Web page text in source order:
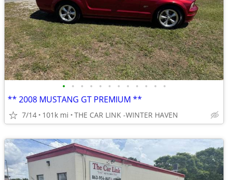
• • • • • • • • • • • •
** 2008 MUSTANG GT PREMIUM **
7/14 101k mi THE CAR LINK -WINTER HAVEN